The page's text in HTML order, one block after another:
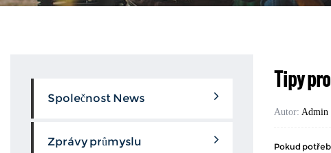
Společnost News
Zprávy průmyslu
Tipy
Autor: Admin
Pokud